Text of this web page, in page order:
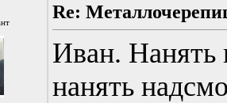
Re:
Иван. Нанять
нанять